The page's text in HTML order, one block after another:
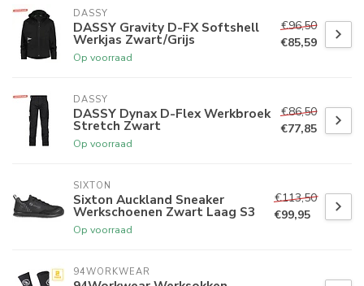
DASSY
DASSY Gravity D-FX Softshell
Werkjas Zwart/Grijs
Op voorraad
€96,50
€85,59
DASSY
DASSY Dynax D-Flex Werkbroek
Stretch Zwart
Op voorraad
€86,50
€77,85
SIXTON
Sixton Auckland Sneaker
Werkschoenen Zwart Laag S3
Op voorraad
€113,50
€99,95
94WORKWEAR